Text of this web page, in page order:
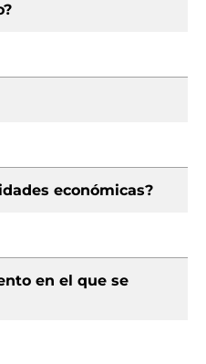
económicas?
en el que se